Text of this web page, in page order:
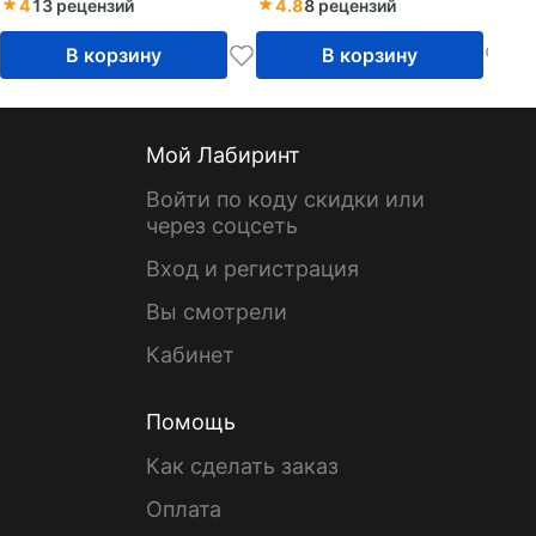
413 рецензий
В корзину
4.88 рецензий
В корзину
Мой Лабиринт
Войти по коду скидки или
через соцсеть
Вход и регистрация
Вы смотрели
Кабинет
Помощь
Как сделать заказ
Оплата